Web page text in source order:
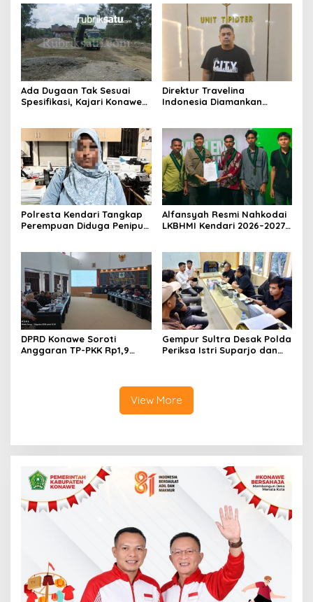
Ada Dugaan Tak Sesuai
Spesifikasi, Kajari Konawe
Dihentikan
Direktur Travelina
Indonesia Diamankan
Umrah Masuk Babak Baru
Polresta Kendari Tangkap
Perempuan Diduga Penipu
Alfansyah Resmi Nahkodai
LKBHMI Kendari 2026–2027,
DPRD Konawe Soroti
Anggaran TP-PKK Rp1,9
Gempur Sultra Desak Polda
Periksa Istri Suparjo dan
View More